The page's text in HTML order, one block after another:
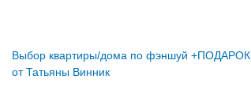
Выбор квартиры/дома по фэншуй +ПОДАРОК
от Татьяны Винник